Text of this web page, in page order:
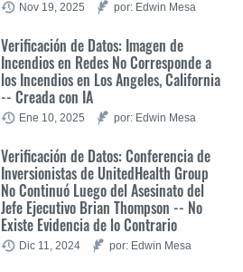
Nov 19, 2025 por: Edwin Mesa
Verificación de Datos: Imagen de
Incendios en Redes No Corresponde a
los Incendios en Los Angeles, California
-- Creada con IA
Ene 10, 2025 por: Edwin Mesa
Verificación de Datos: Conferencia de
Inversionistas de UnitedHealth Group
No Continuó Luego del Asesinato del
Jefe Ejecutivo Brian Thompson -- No
Existe Evidencia de lo Contrario
Dic 11, 2024 por: Edwin Mesa